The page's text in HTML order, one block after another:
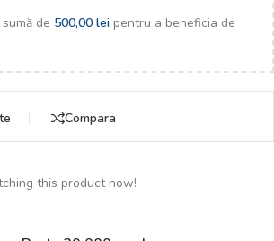
de 500,00 lei pentru a beneficia de
Compara
this product now!